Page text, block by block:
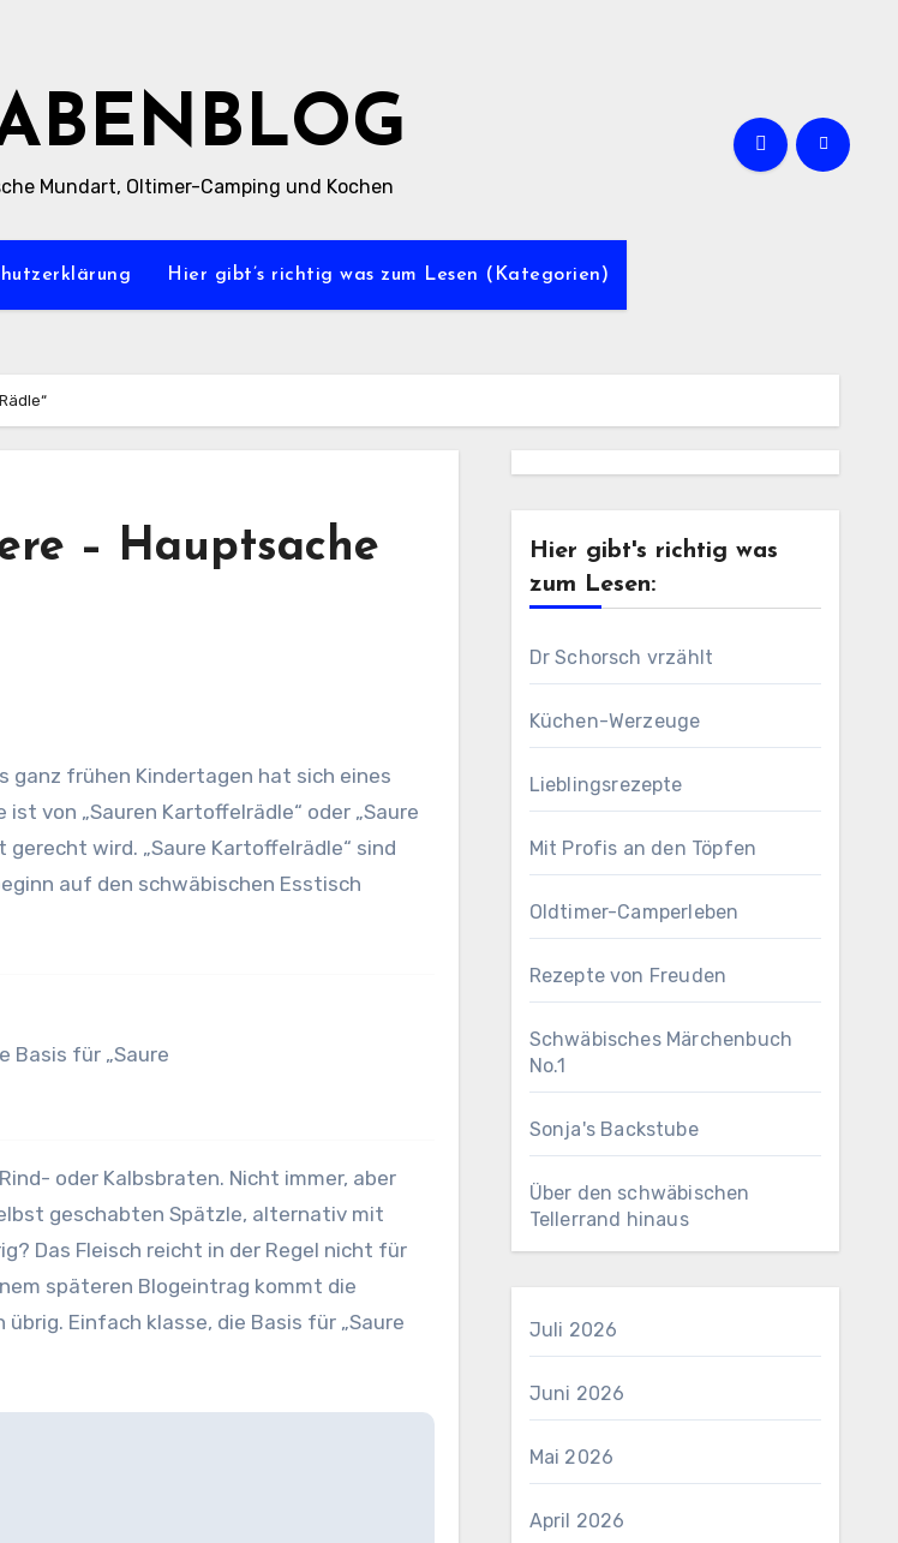
Mundart, Oltimer-Camping und Kochen
Hier gibt’s richtig was zum Lesen (Kategorien)
– Hauptsache
von „Sauren Kartoffelrädle“ oder „Saure
wird. „Saure Kartoffelrädle“ sind
auf den schwäbischen Esstisch
Basis für „Saure
oder Kalbsbraten. Nicht immer, aber
geschabten Spätzle, alternativ mit
Das Fleisch reicht in der Regel nicht für
späteren Blogeintrag kommt die
Einfach klasse, die Basis für „Saure
Hier gibt's richtig was
zum Lesen:
Dr Schorsch vrzählt
Küchen-Werzeuge
Lieblingsrezepte
Mit Profis an den Töpfen
Oldtimer-Camperleben
Rezepte von Freuden
Schwäbisches Märchenbuch
No.1
Sonja's Backstube
Über den schwäbischen
Tellerrand hinaus
Juli 2026
Juni 2026
Mai 2026
April 2026